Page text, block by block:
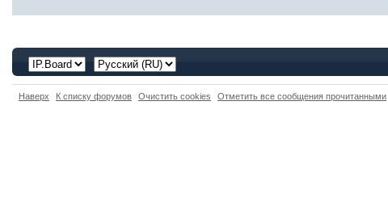
Наверх К списку форумов Очистить cookies Отметить все сообщения прочитанными